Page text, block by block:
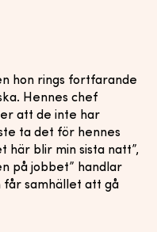
hon rings fortfarande
Hennes chef
att de inte har
ta det för hennes
här blir min sista natt”,
på jobbet” handlar
får samhället att gå